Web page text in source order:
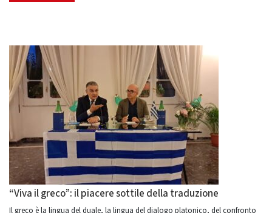
“Viva il greco”: il piacere sottile della traduzione
Il greco è la lingua del duale, la lingua del dialogo platonico, del confronto